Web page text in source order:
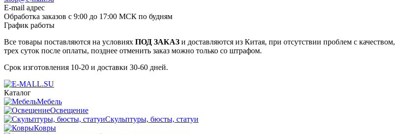
E-mail адрес
Обработка заказов с 9:00 до 17:00 МСК по будням
График работы
Все товары поставляются на условиях ПОД ЗАКАЗ и доставляются из Китая, при отсутствии проблем с качеством,
трех суток после оплаты, позднее отменить заказ можно только со штрафом.
Срок изготовления 10-20 и доставки 30-60 дней.
Каталог
Мебель
Освещение
Скульптуры, бюсты, статуи
Ковры